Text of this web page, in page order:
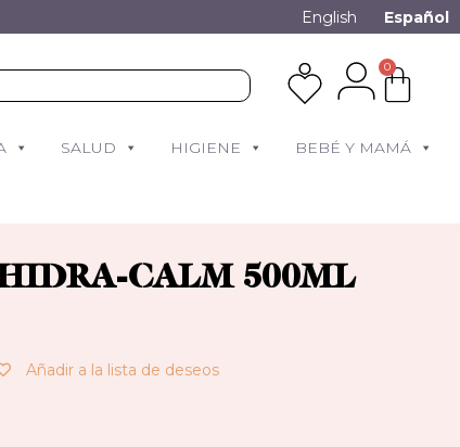
English Español
0
SALUD HIGIENE BEBÉ Y MAMÁ
CALM 500ML
Añadir a la lista de deseos